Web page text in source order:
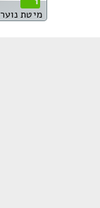
מיטת נוער 1